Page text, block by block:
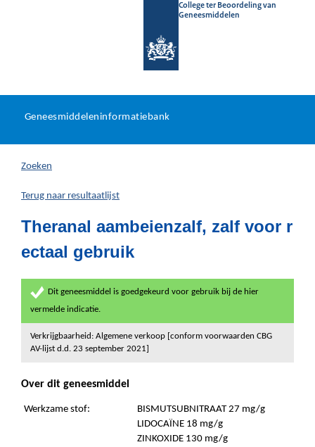
College ter Beoordeling van
Geneesmiddelen
U
hier:
Geneesmiddeleninformatiebank
Zoeken
Terug naar resultaatlijst
Theranal aambeienzalf, zalf voor r
ectaal gebruik
Dit geneesmiddel is goedgekeurd voor gebruik bij de hier
vermelde indicatie.
Verkrijgbaarheid: Algemene verkoop [conform voorwaarden CBG
AV-lijst d.d. 23 september 2021]
Over dit geneesmiddel
Werkzame stof:
BISMUTSUBNITRAAT 27 mg/g
LIDOCAÏNE 18 mg/g
ZINKOXIDE 130 mg/g